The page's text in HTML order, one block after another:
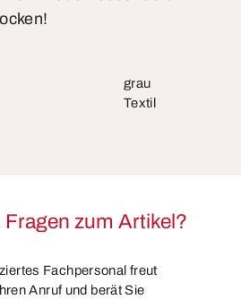
grau
Textil
Fragen zum Artikel?
Fachpersonal freut
Anruf und berät Sie